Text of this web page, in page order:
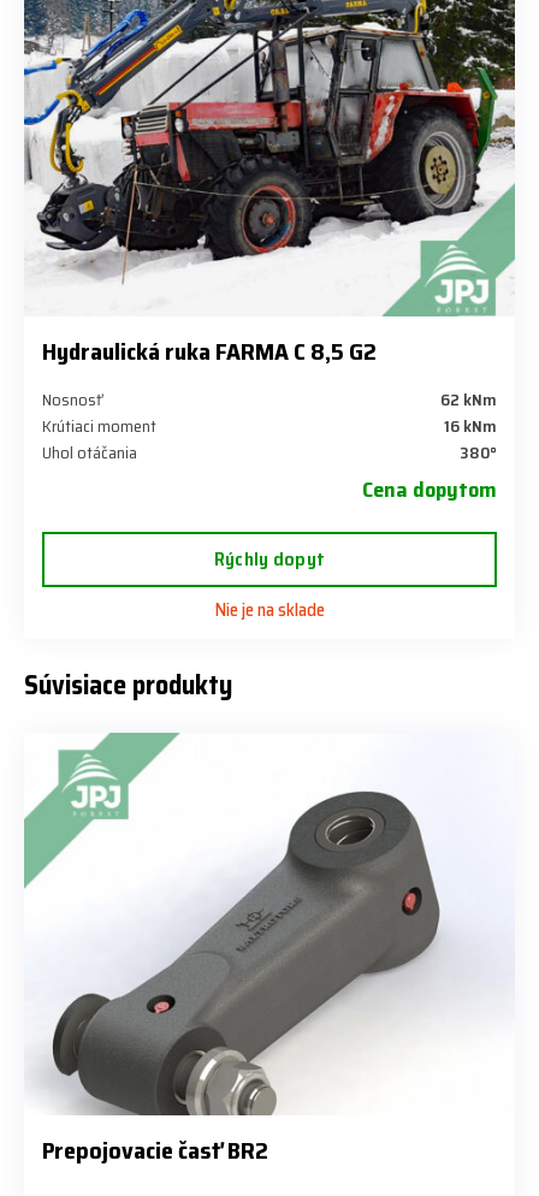
Hydraulická ruka FARMA C 8,5 G2
Nosnosť
62 kNm
Krútiaci moment
16 kNm
Uhol otáčania
380°
Cena dopytom
Rýchly dopyt
Nie je na sklade
Súvisiace produkty
Prepojovacie časť BR2